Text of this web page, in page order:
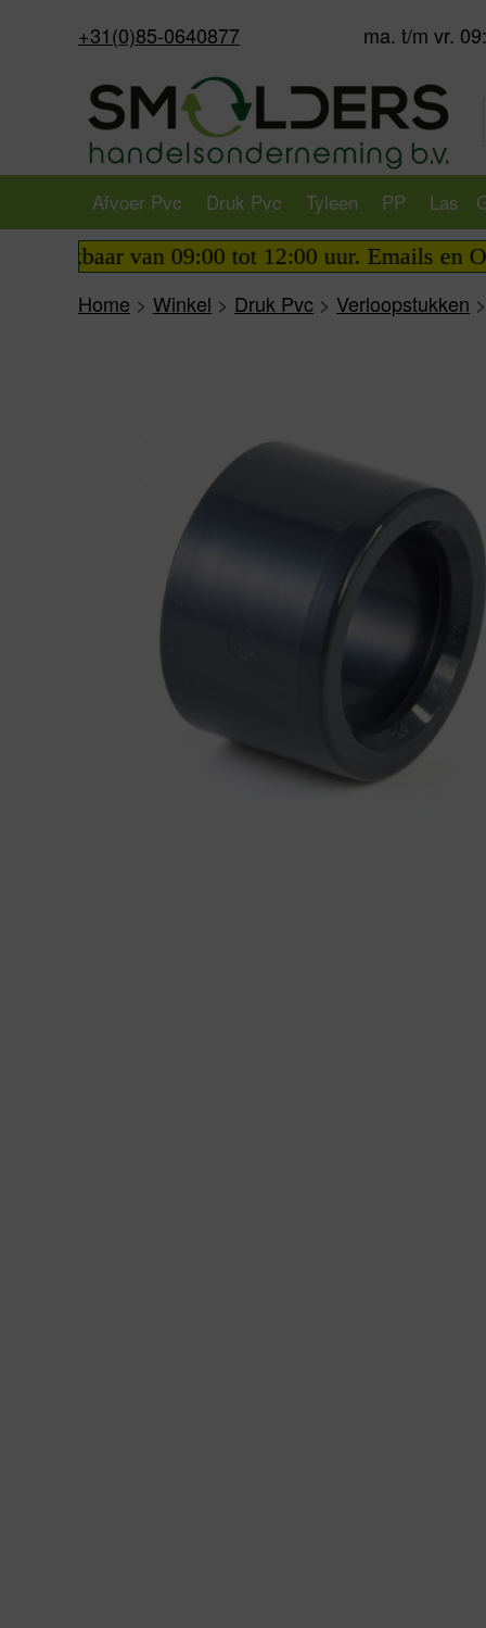
+31(0)85-0640877 ma. t/m vr.
Afvoer Pvc Druk Pvc Tyleen PP Las
09:00 tot 12:00 uur. Emails en Orders
Home > Winkel > Druk Pvc > Verloopstukken >